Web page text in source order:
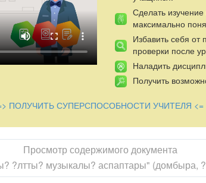
(к?йсанды?та ойнап ?арсы алу).
амандасады)
?арай б?рау, тізені б?гіп т?ру;
ішке ?арай б?рау, тізені б?гіп т?ру;
б?рап, бір орында айналу;
Сделать
максимально
Избавить себя от
проверки после
Наладить
Получить
ПОЛУЧИТЬ СУПЕРСПОСОБНОСТИ УЧИТЕЛЯ <=
Просмотр содержимого документа
?лтты? музыкалы? аспаптары" (домбыра,